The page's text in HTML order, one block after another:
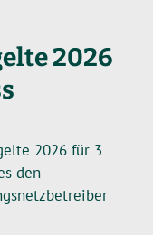
2026
2026 für 3
den